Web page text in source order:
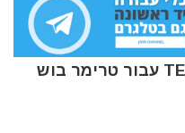
דיל לבסיס פלאנג' בוש TE 600 עבור טרימר בוש